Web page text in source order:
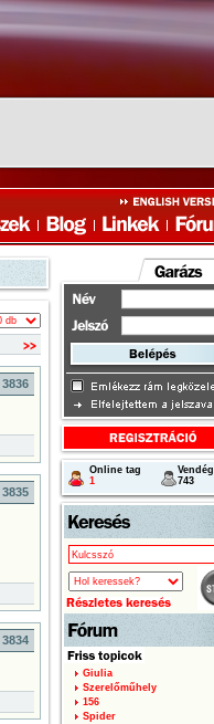
következő
oldal
3836
3835
3834
Online tag
1
Vendég
743
Giulia
Szerelőműhely
156
Spider